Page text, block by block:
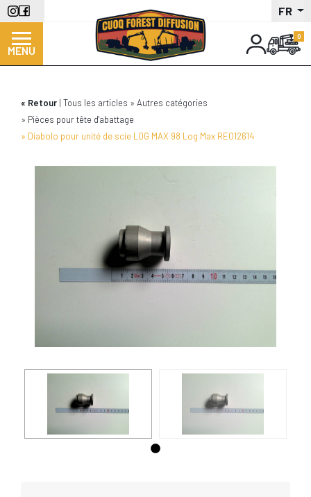
Aller
au
contenu
principal
FR
MENU
Retour Tous les articles
Autres catégories
Pièces pour tête d'abattage
Diabolo pour unité de scie LOG MAX 98 Log Max RE012614